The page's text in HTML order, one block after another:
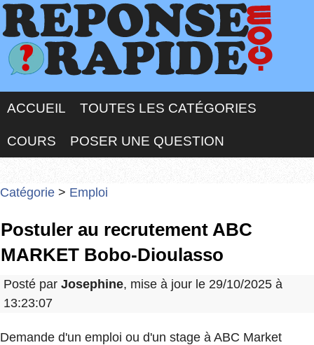
ACCUEIL TOUTES LES CATÉGORIES
COURS POSER UNE QUESTION
Catégorie > Emploi
Postuler au recrutement ABC
MARKET Bobo-Dioulasso
Posté par Josephine, mise à jour le 29/10/2025 à
13:23:07
Demande d'un emploi ou d'un stage à ABC Market